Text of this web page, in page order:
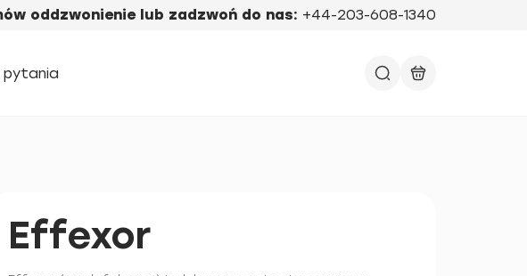
oddzwonienie lub zadzwoń do nas: +44-203-608-1340
Effexor